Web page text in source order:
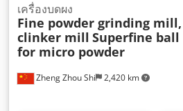
Zheng Zhou Shi 2,420 km
เครื่องบดผง
Fine powder grinding mill,
clinker mill Superfine
for micro powder